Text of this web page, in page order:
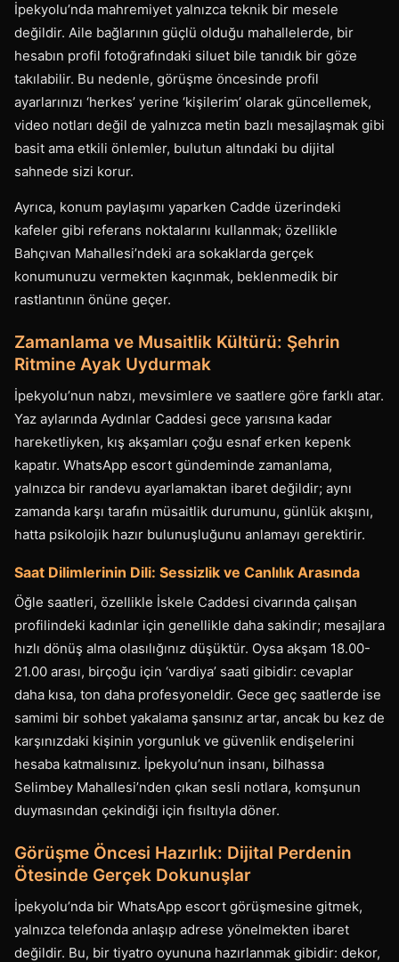
İpekyolu’nda mahremiyet yalnızca teknik bir mesele
değildir. Aile bağlarının güçlü olduğu mahallelerde, bir
hesabın profil fotoğrafındaki siluet bile tanıdık bir göze
takılabilir. Bu nedenle, görüşme öncesinde profil
ayarlarınızı ‘herkes’ yerine ‘kişilerim’ olarak güncellemek,
video notları değil de yalnızca metin bazlı mesajlaşmak gibi
basit ama etkili önlemler, bulutun altındaki bu dijital
sahnede sizi korur.
Ayrıca, konum paylaşımı yaparken Cadde üzerindeki
kafeler gibi referans noktalarını kullanmak; özellikle
Bahçıvan Mahallesi’ndeki ara sokaklarda gerçek
konumunuzu vermekten kaçınmak, beklenmedik bir
rastlantının önüne geçer.
Zamanlama ve Musaitlik Kültürü: Şehrin
Ritmine Ayak Uydurmak
İpekyolu’nun nabzı, mevsimlere ve saatlere göre farklı atar.
Yaz aylarında Aydınlar Caddesi gece yarısına kadar
hareketliyken, kış akşamları çoğu esnaf erken kepenk
kapatır. WhatsApp escort gündeminde zamanlama,
yalnızca bir randevu ayarlamaktan ibaret değildir; aynı
zamanda karşı tarafın müsaitlik durumunu, günlük akışını,
hatta psikolojik hazır bulunuşluğunu anlamayı gerektirir.
Saat Dilimlerinin Dili: Sessizlik ve Canlılık Arasında
Öğle saatleri, özellikle İskele Caddesi civarında çalışan
profilindeki kadınlar için genellikle daha sakindir; mesajlara
hızlı dönüş alma olasılığınız düşüktür. Oysa akşam 18.00-
21.00 arası, birçoğu için ‘vardiya’ saati gibidir: cevaplar
daha kısa, ton daha profesyoneldir. Gece geç saatlerde ise
samimi bir sohbet yakalama şansınız artar, ancak bu kez de
karşınızdaki kişinin yorgunluk ve güvenlik endişelerini
hesaba katmalısınız. İpekyolu’nun insanı, bilhassa
Selimbey Mahallesi’nden çıkan sesli notlara, komşunun
duymasından çekindiği için fısıltıyla döner.
Görüşme Öncesi Hazırlık: Dijital Perdenin
Ötesinde Gerçek Dokunuşlar
İpekyolu’nda bir WhatsApp escort görüşmesine gitmek,
yalnızca telefonda anlaşıp adrese yönelmekten ibaret
değildir. Bu, bir tiyatro oyununa hazırlanmak gibidir: dekor,